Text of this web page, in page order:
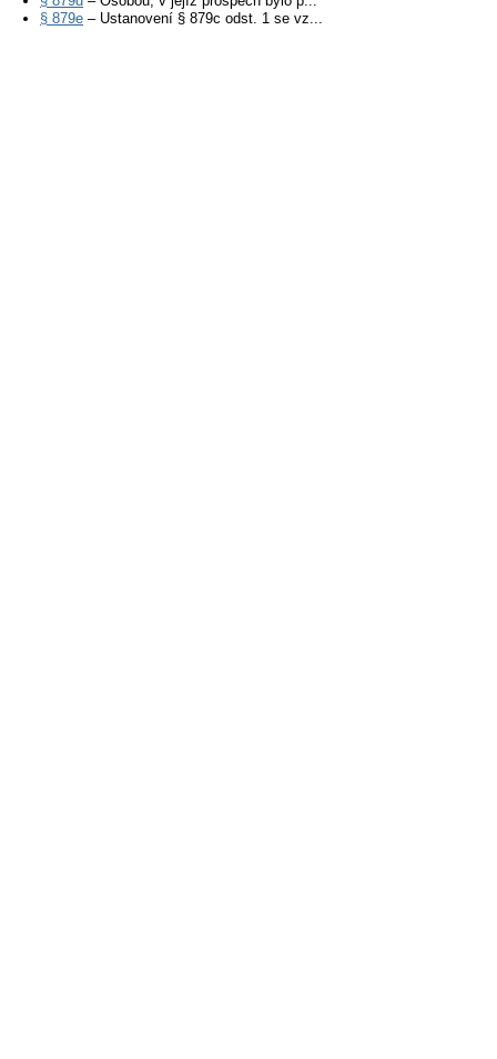
§ 879e – Ustanovení § 879c odst. 1 se vz...